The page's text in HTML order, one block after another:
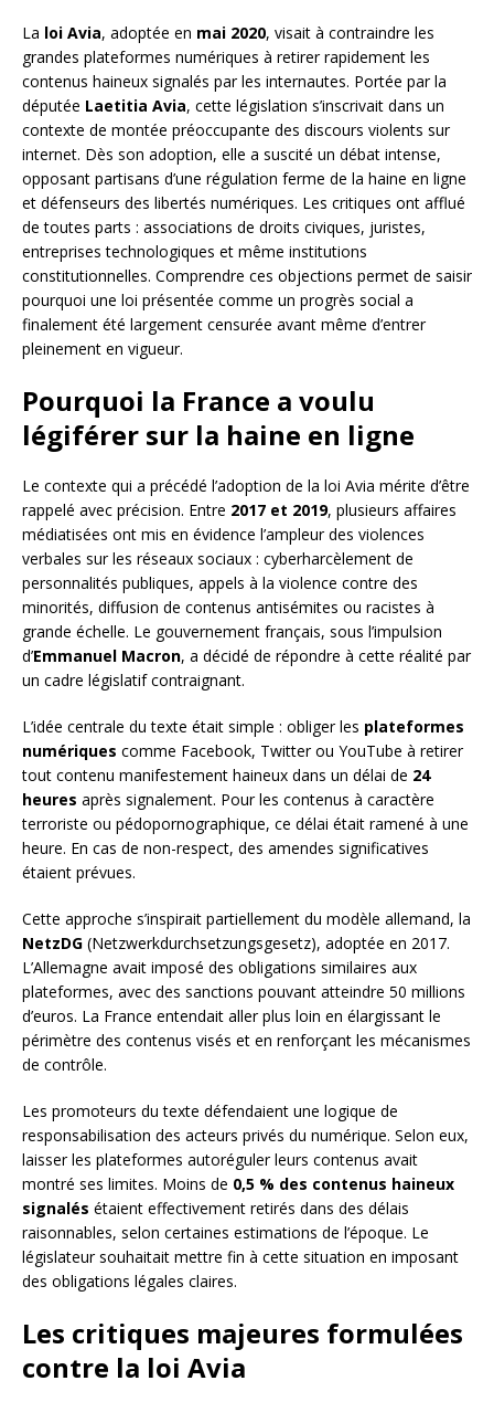
La loi Avia, adoptée en mai 2020, visait à contraindre les
grandes plateformes numériques à retirer rapidement les
contenus haineux signalés par les internautes. Portée par la
députée Laetitia Avia, cette législation s’inscrivait dans un
contexte de montée préoccupante des discours violents sur
internet. Dès son adoption, elle a suscité un débat intense,
opposant partisans d’une régulation ferme de la haine en ligne
et défenseurs des libertés numériques. Les critiques ont afflué
de toutes parts : associations de droits civiques, juristes,
entreprises technologiques et même institutions
constitutionnelles. Comprendre ces objections permet de saisir
pourquoi une loi présentée comme un progrès social a
finalement été largement censurée avant même d’entrer
pleinement en vigueur.
Pourquoi la France a voulu
légiférer sur la haine en ligne
Le contexte qui a précédé l’adoption de la loi Avia mérite d’être
rappelé avec précision. Entre 2017 et 2019, plusieurs affaires
médiatisées ont mis en évidence l’ampleur des violences
verbales sur les réseaux sociaux : cyberharcèlement de
personnalités publiques, appels à la violence contre des
minorités, diffusion de contenus antisémites ou racistes à
grande échelle. Le gouvernement français, sous l’impulsion
d’Emmanuel Macron, a décidé de répondre à cette réalité par
un cadre législatif contraignant.
L’idée centrale du texte était simple : obliger les plateformes
numériques comme Facebook, Twitter ou YouTube à retirer
tout contenu manifestement haineux dans un délai de 24
heures après signalement. Pour les contenus à caractère
terroriste ou pédopornographique, ce délai était ramené à une
heure. En cas de non-respect, des amendes significatives
étaient prévues.
Cette approche s’inspirait partiellement du modèle allemand, la
NetzDG (Netzwerkdurchsetzungsgesetz), adoptée en 2017.
L’Allemagne avait imposé des obligations similaires aux
plateformes, avec des sanctions pouvant atteindre 50 millions
d’euros. La France entendait aller plus loin en élargissant le
périmètre des contenus visés et en renforçant les mécanismes
de contrôle.
Les promoteurs du texte défendaient une logique de
responsabilisation des acteurs privés du numérique. Selon eux,
laisser les plateformes autoréguler leurs contenus avait
montré ses limites. Moins de 0,5 % des contenus haineux
signalés étaient effectivement retirés dans des délais
raisonnables, selon certaines estimations de l’époque. Le
législateur souhaitait mettre fin à cette situation en imposant
des obligations légales claires.
Les critiques majeures formulées
contre la loi Avia